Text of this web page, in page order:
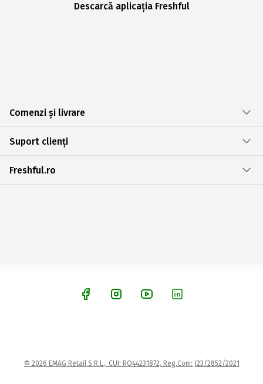
Descarcă aplicația Freshful
Comenzi și livrare
Suport clienți
Freshful.ro
© 2026 EMAG Retail S.R.L., CUI: RO44231872, Reg.Com: J23/2852/2021